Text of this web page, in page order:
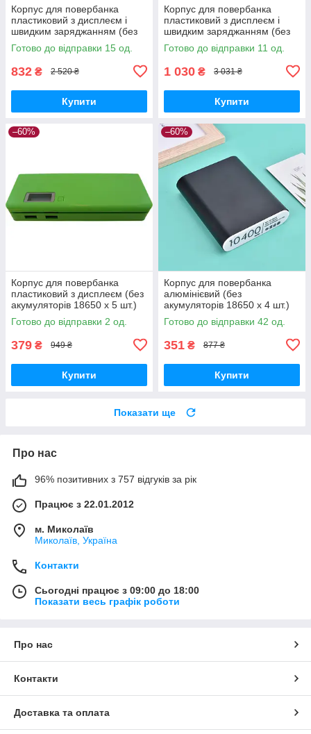
Корпус для повербанка
пластиковий з дисплеєм і
швидким заряджанням (без
акумуляторів 18650 х 16 шт.),
чорний
Готово до відправки 15 од.
832 ₴ 2 520 ₴
Купити
Корпус для повербанка
пластиковий з дисплеєм і
швидким заряджанням (без
акумуляторів 18650 х 21 шт.),
чорний
Готово до відправки 11 од.
1 030 ₴ 3 031 ₴
Купити
–60%
Корпус для повербанка
пластиковий з дисплеєм (без
акумуляторів 18650 х 5 шт.)
Готово до відправки 2 од.
379 ₴ 949 ₴
Купити
–60%
Корпус для повербанка
алюмінієвий (без
акумуляторів 18650 х 4 шт.)
Готово до відправки 42 од.
351 ₴ 877 ₴
Купити
Показати ще
Про нас
96% позитивних з 757 відгуків за рік
Працює з 22.01.2012
м. Миколаїв
Миколаїв, Україна
Контакти
Сьогодні працює з 09:00 до 18:00
Показати весь графік роботи
Про нас
Контакти
Доставка та оплата